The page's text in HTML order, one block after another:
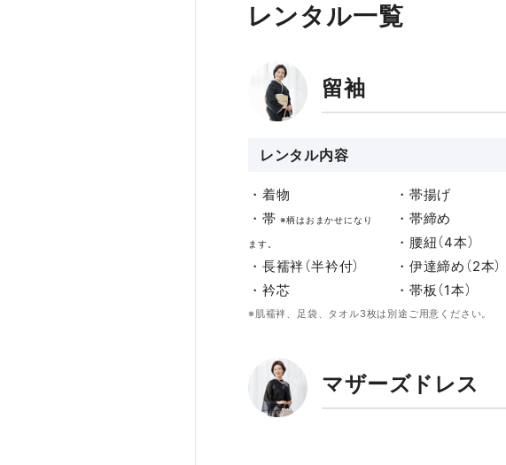
レンタル一覧
留袖
レンタル内容
・着物
・帯※柄はおまかせになり
ます。
・長襦袢（半衿付）
・衿芯
・帯揚げ
・帯締め
・腰紐（4本）
・伊達締め（2本）
・帯板（1本）
※肌襦袢、足袋、タオル3枚は別途ご用意ください。
マザーズドレス